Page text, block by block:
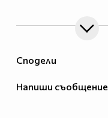
Сподели
Напиши съобщение